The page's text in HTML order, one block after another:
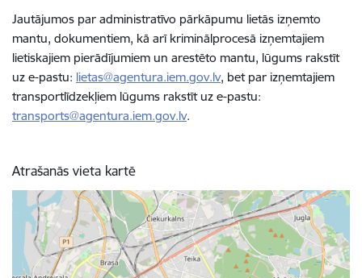
Jautājumos par administratīvo pārkāpumu lietās izņemto
mantu, dokumentiem, kā arī kriminālprocesā izņemtajiem
lietiskajiem pierādījumiem un arestēto mantu, lūgums rakstīt
uz e-pastu: lietas@agentura.iem.gov.lv, bet par izņemtajiem
transportlīdzekļiem lūgums rakstīt uz e-pastu:
transports@agentura.iem.gov.lv.
Atrašanās vieta kartē